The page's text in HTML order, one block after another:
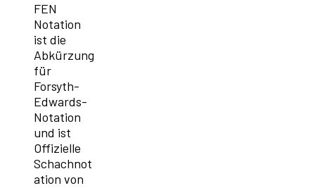
FEN
Notation
ist die
Abkürzung
für
Forsyth-
Edwards-
Notation
und ist
Offizielle
Schachnot
ation von